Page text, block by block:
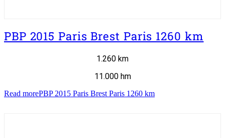
PBP 2015 Paris Brest Paris 1260 km
1.260 km
11.000 hm
Read morePBP 2015 Paris Brest Paris 1260 km